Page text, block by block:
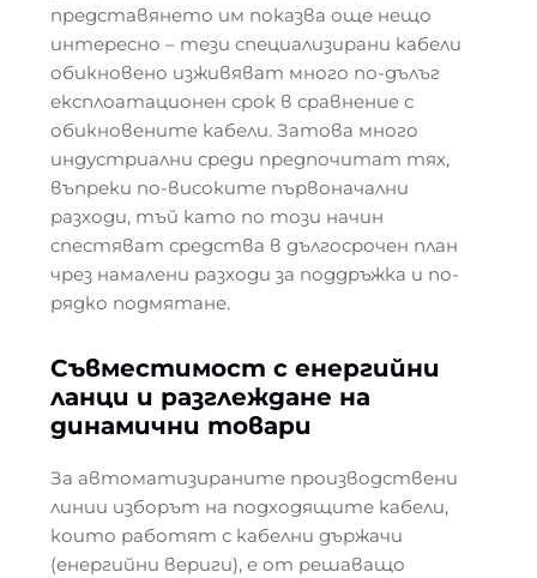
представянето им показва още нещо
интересно – тези специализирани кабели
обикновено изживяват много по-дълъг
експлоатационен срок в сравнение с
обикновените кабели. Затова много
индустриални среди предпочитат тях,
въпреки по-високите първоначални
разходи, тъй като по този начин
спестяват средства в дългосрочен план
чрез намалени разходи за поддръжка и по-
рядко подмятане.
Съвместимост с енергийни
ланци и разглеждане на
динамични товари
За автоматизираните производствени
линии изборът на подходящите кабели,
които работят с кабелни държачи
(енергийни вериги), е от решаващо